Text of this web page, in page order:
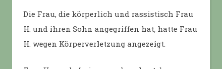
Die Frau, die körperlich und rassistisch Frau
H. und ihren Sohn angegriffen hat, hatte Frau
H. wegen Körperverletzung angezeigt.